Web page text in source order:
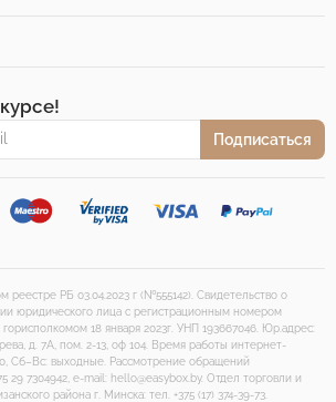
Подписаться
реестре РБ 03.04.2023 г (№555142). Свидетельство о
юридического лица с регистрационным номером
18 января 2023г. УНП 193667046. Юр.адрес:
д. 7А, пом. 2-13, оф 104. Время работы интернет-
Сб–Вс: выходные. Рассмотрение обращений
29 7304942, e-mail: hello@easybox.by. Отдел торговли и
района г. Минска: тел. +375 (17) 374-39-73.